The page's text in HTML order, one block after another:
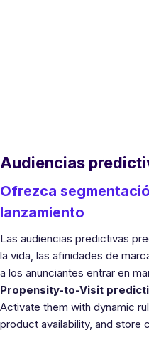
Audiencias
Ofrezca
lanzamiento
Las audiencias predictivas
la vida, las afinidades de
a los anunciantes entrar en
Propensity-to-Visit
Activate them with dynamic
product availability, and store